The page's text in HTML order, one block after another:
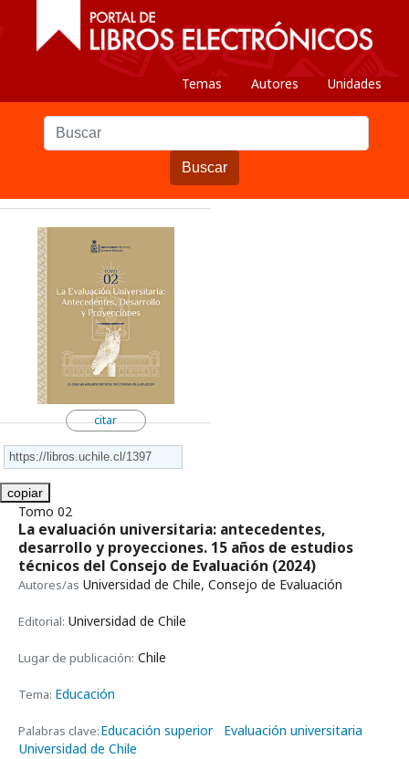
Temas Autores Unidades
Buscar
citar
copiar
Tomo 02
La evaluación universitaria: antecedentes,
desarrollo y proyecciones. 15 años de estudios
técnicos del Consejo de Evaluación (2024)
Autores/as Universidad de Chile, Consejo de Evaluación
Editorial: Universidad de Chile
Lugar de publicación: Chile
Tema: Educación
Palabras clave:Educación superior
Evaluación universitaria
Universidad de Chile